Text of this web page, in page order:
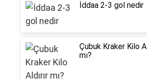
İddaa 2-3 gol nedir
Çubuk Kraker Kilo
mı?